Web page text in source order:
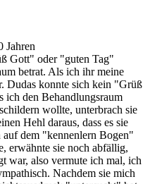
Jahren
Gott" oder "guten Tag"
betrat. Als ich ihr meine
Dudas konnte sich kein "Grüß
ich den Behandlungsraum
wollte, unterbrach sie
Hehl daraus, dass es sie
dem "kennenlern Bogen"
erwähnte sie noch abfällig,
war, also vermute ich mal, ich
Nachdem sie mich